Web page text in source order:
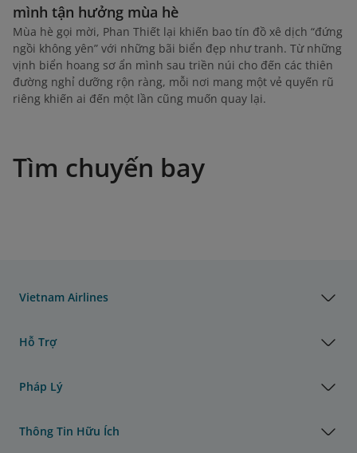
mình tận hưởng mùa hè
Mùa hè gọi mời, Phan Thiết lại khiến bao tín đồ xê dịch “đứng
ngồi không yên” với những bãi biển đẹp như tranh. Từ những
vịnh biển hoang sơ ẩn mình sau triền núi cho đến các thiên
đường nghỉ dưỡng rộn ràng, mỗi nơi mang một vẻ quyến rũ
riêng khiến ai đến một lần cũng muốn quay lại.
Tìm chuyến bay
Vietnam Airlines
Hỗ Trợ
Pháp Lý
Thông Tin Hữu Ích